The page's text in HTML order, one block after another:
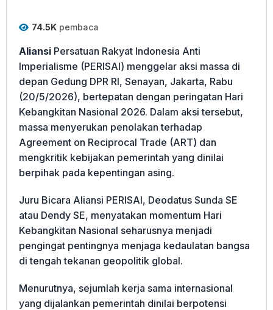
74.5K pembaca
Aliansi Persatuan Rakyat Indonesia Anti
Imperialisme (PERISAI) menggelar aksi massa di
depan Gedung DPR RI, Senayan, Jakarta, Rabu
(20/5/2026), bertepatan dengan peringatan Hari
Kebangkitan Nasional 2026. Dalam aksi tersebut,
massa menyerukan penolakan terhadap
Agreement on Reciprocal Trade (ART) dan
mengkritik kebijakan pemerintah yang dinilai
berpihak pada kepentingan asing.
Juru Bicara Aliansi PERISAI, Deodatus Sunda SE
atau Dendy SE, menyatakan momentum Hari
Kebangkitan Nasional seharusnya menjadi
pengingat pentingnya menjaga kedaulatan bangsa
di tengah tekanan geopolitik global.
Menurutnya, sejumlah kerja sama internasional
yang dijalankan pemerintah dinilai berpotensi